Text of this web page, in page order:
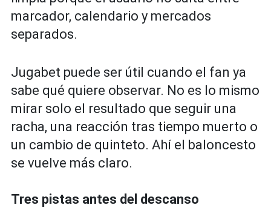
marcador, calendario y mercados
separados.
Jugabet puede ser útil cuando el fan ya
sabe qué quiere observar. No es lo mismo
mirar solo el resultado que seguir una
racha, una reacción tras tiempo muerto o
un cambio de quinteto. Ahí el baloncesto
se vuelve más claro.
Tres pistas antes del descanso